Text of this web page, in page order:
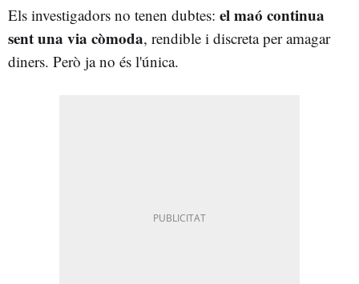
Els investigadors no tenen dubtes: el maó continua
sent una via còmoda, rendible i discreta per amagar
diners. Però ja no és l'única.